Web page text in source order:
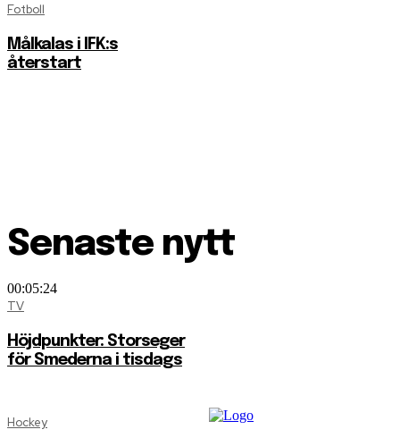
Fotboll
Målkalas i IFK:s
återstart
Senaste nytt
00:05:24
TV
Höjdpunkter: Storseger
för Smederna i tisdags
Hockey